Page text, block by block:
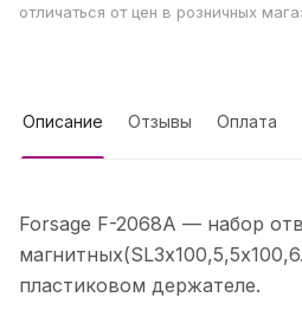
отличаться от цен в розничных
Описание Отзывы Оплата
Forsage F-2068A — набор
пластиковом держателе.